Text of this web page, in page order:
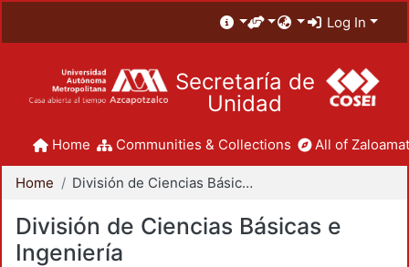
Log In
Secretaría de
Unidad
Home Communities & Collections All of
Home División de Ciencias Básicas e Ingeniería
División de Ciencias Básicas e
Ingeniería